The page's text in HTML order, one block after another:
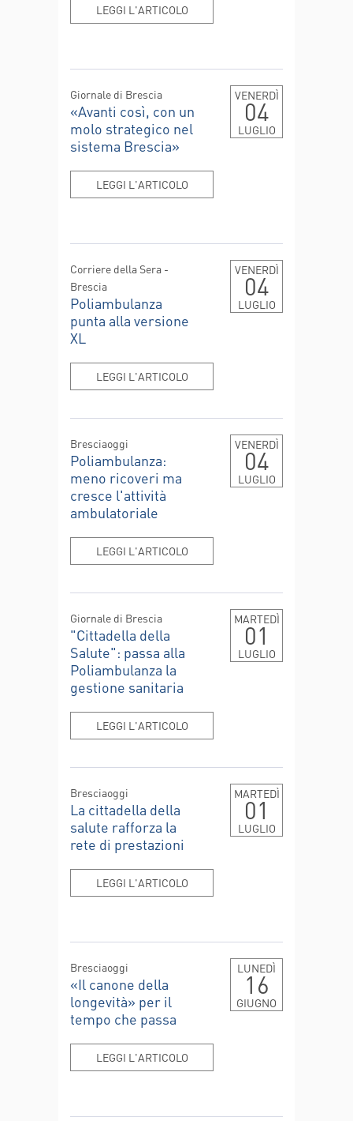
LEGGI L'ARTICOLO
Giornale di Brescia
«Avanti così, con un
molo strategico nel
sistema Brescia»
LEGGI L'ARTICOLO
VENERDÌ
04
LUGLIO
Corriere della Sera -
Brescia
Poliambulanza
punta alla versione
XL
LEGGI L'ARTICOLO
VENERDÌ
04
LUGLIO
Bresciaoggi
Poliambulanza:
meno ricoveri ma
cresce l'attività
ambulatoriale
LEGGI L'ARTICOLO
VENERDÌ
04
LUGLIO
Giornale di Brescia
"Cittadella della
Salute": passa alla
Poliambulanza la
gestione sanitaria
LEGGI L'ARTICOLO
MARTEDÌ
01
LUGLIO
Bresciaoggi
La cittadella della
salute rafforza la
rete di prestazioni
LEGGI L'ARTICOLO
MARTEDÌ
01
LUGLIO
Bresciaoggi
«Il canone della
longevità» per il
tempo che passa
LEGGI L'ARTICOLO
LUNEDÌ
16
GIUGNO